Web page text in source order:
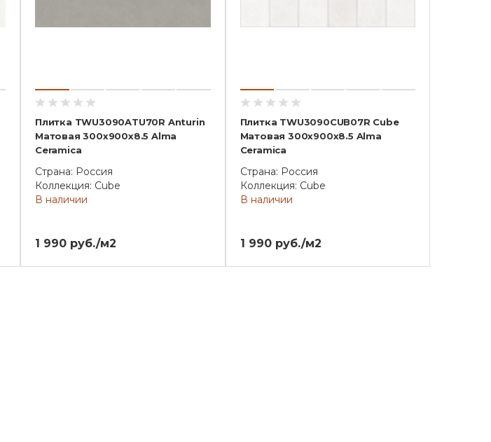
Плитка TWU3090ATU70R Anturin
Матовая 300x900x8.5 Alma
Ceramica
Страна: Россия
Коллекция: Cube
В наличии
1 990 руб./м2
Плитка TWU3090CUB07R Cube
Матовая 300x900x8.5 Alma
Ceramica
Страна: Россия
Коллекция: Cube
В наличии
1 990 руб./м2